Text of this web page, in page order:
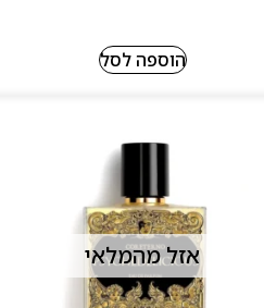
הוספה לסל
אזל מהמלאי